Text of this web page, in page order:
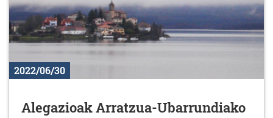
2022/06/30
Alegazioak Arratzua-Ubarrundiako